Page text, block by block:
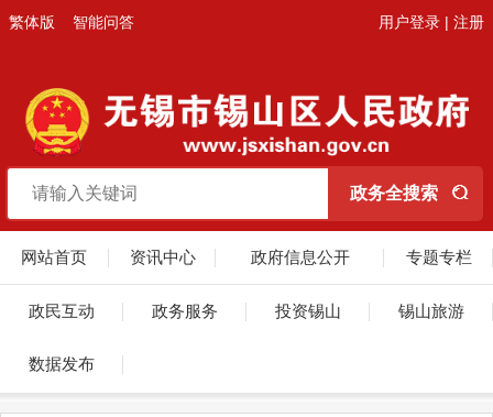
繁体版 智能问答 用户登录 | 注册
网站首页 资讯中心 政府信息公开 专题专栏
政民互动 政务服务 投资锡山 锡山旅游
数据发布